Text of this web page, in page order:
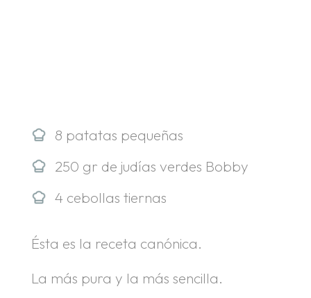
8 patatas pequeñas
250 gr de judías verdes Bobby
4 cebollas tiernas
Ésta es la receta canónica.
La más pura y la más sencilla.